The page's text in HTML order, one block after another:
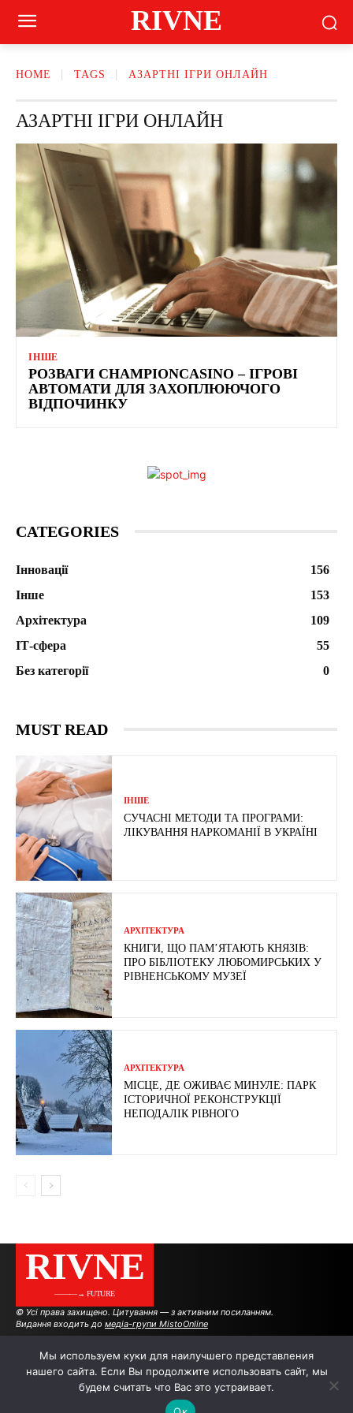
RIVNE
HOME TAGS АЗАРТНІ ІГРИ ОНЛАЙН
АЗАРТНІ ІГРИ ОНЛАЙН
ІНШЕ
РОЗВАГИ CHAMPIONCASINO – ІГРОВІ
АВТОМАТИ ДЛЯ ЗАХОПЛЮЮЧОГО
ВІДПОЧИНКУ
CATEGORIES
Інновації
156
Інше
153
Архітектура
109
ІТ-сфера
55
Без категорії
0
MUST READ
ІНШЕ
СУЧАСНІ МЕТОДИ ТА ПРОГРАМИ:
ЛІКУВАННЯ НАРКОМАНІЇ В УКРАЇНІ
АРХІТЕКТУРА
КНИГИ, ЩО ПАМ’ЯТАЮТЬ КНЯЗІВ:
ПРО БІБЛІОТЕКУ ЛЮБОМИРСЬКИХ У
РІВНЕНСЬКОМУ МУЗЕЇ
АРХІТЕКТУРА
МІСЦЕ, ДЕ ОЖИВАЄ МИНУЛЕ: ПАРК
ІСТОРИЧНОЇ РЕКОНСТРУКЦІЇ
НЕПОДАЛІК РІВНОГО
RIVNE
———→ FUTURE
© Усі права захищено. Цитування — з активним посиланням.
Видання входить до медіа-групи MistoOnline
АВТОРИ РЕКЛАМА НА САЙТІ
Мы используем куки для наилучшего представления
нашего сайта. Если Вы продолжите использовать сайт, мы
будем считать что Вас это устраивает.